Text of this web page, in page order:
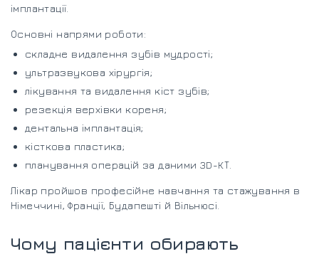
імплантації.
Основні напрями роботи:
складне видалення зубів мудрості;
ультразвукова хірургія;
лікування та видалення кіст зубів;
резекція верхівки кореня;
дентальна імплантація;
кісткова пластика;
планування операцій за даними 3D-КТ.
Лікар пройшов професійне навчання та стажування в
Німеччині, Франції, Будапешті й Вільнюсі.
Чому пацієнти обирають